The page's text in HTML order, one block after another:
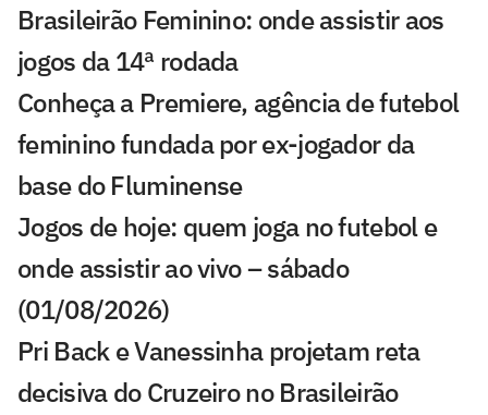
Brasileirão Feminino: onde assistir aos
jogos da 14ª rodada
Conheça a Premiere, agência de futebol
feminino fundada por ex-jogador da
base do Fluminense
Jogos de hoje: quem joga no futebol e
onde assistir ao vivo – sábado
(01/08/2026)
Pri Back e Vanessinha projetam reta
decisiva do Cruzeiro no Brasileirão